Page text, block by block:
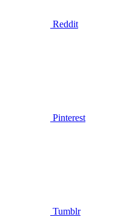
Reddit
Pinterest
Tumblr